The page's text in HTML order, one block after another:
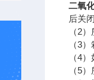
二氧
后关
（2
（3
（4
（5